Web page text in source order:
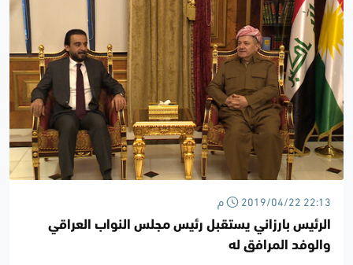
2019/04/22 22:13 م
الرئيس بارزاني يستقبل رئيس مجلس النواب العراقي
والوفد المرافق له